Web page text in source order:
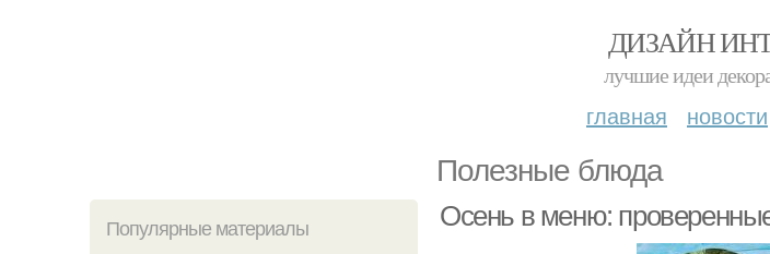
ДИЗАЙН
лучшие идеи
главная новости
Полезные блюда
Популярные материалы Осень в меню: